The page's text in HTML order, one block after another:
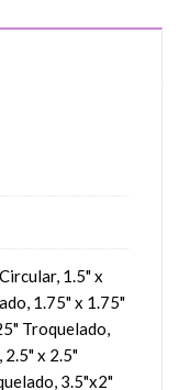
1.5" x
1.75" x 1.75"
Troquelado,
x 2.5"
3.5"x2"